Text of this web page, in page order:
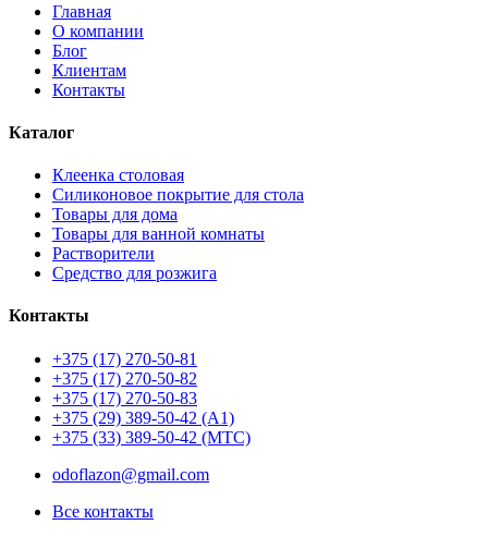
Главная
О компании
Блог
Клиентам
Контакты
Каталог
Клеенка столовая
Силиконовое покрытие для стола
Товары для дома
Товары для ванной комнаты
Растворители
Средство для розжига
Контакты
+375 (17) 270-50-81
+375 (17) 270-50-82
+375 (17) 270-50-83
+375 (29) 389-50-42 (А1)
+375 (33) 389-50-42 (МТС)
odoflazon@gmail.com
Все контакты